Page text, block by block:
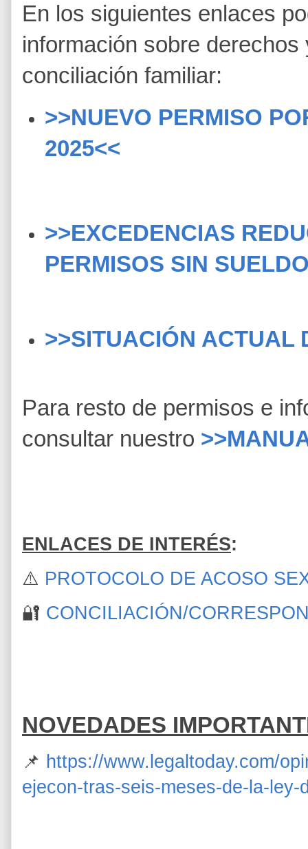
En los siguientes enlaces
información sobre
conciliación familiar:
>>NUEVO PERMISO
2025<<
>>EXCEDENCIAS
PERMISOS SIN
>>SITUACIÓN ACTUAL
Para resto de permisos e
consultar nuestro
ENLACES DE INTERÉS:
⚠️ PROTOCOLO DE ACOSO
🔐 CONCILIACIÓN/
NOVEDADES
📌 https://www.legaltoday.com/
ejecon-tras-seis-meses-de-la-ley-